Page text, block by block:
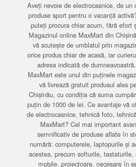
Aveți nevoie de electrocasnice, de un
produse sport pentru o vacanță
puteți procura chiar acum, fără efort
Magazinul online MaxMart din
vă scutește de umblatul prin
orice produs chiar de acasă, iar
adresa indicată de
MaxMart este unul din puținele
vă livrează gratuit produsul ales
Chișinău, cu condiția că suma
puțin de 1000 de lei. Ce avantaje vă
de electrocasnice, tehnică foto,
MaxMart? Cel mai important
semnificativ de produse aflate în
numără: computerele, laptopurile și
acestea, precum softurile,
mobile, proiectoare, necesare în